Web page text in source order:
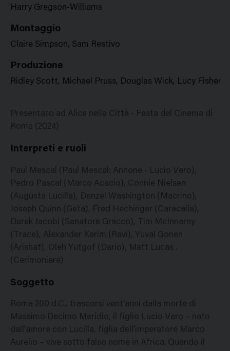
Harry Gregson-Williams
Montaggio
Claire Simpson, Sam Restivo
Produzione
Ridley Scott, Michael Pruss, Douglas Wick, Lucy
Presentato ad Alice nella Città - Festa del Cinema di
Roma (2024)
Interpreti e ruoli
Paul Mescal (Paul Mescal: Annone - Lucio Vero),
Pedro Pascal (Marco Acacio), Connie Nielsen
(Augusta Lucilla), Denzel Washington (Macrino),
Joseph Quinn (Geta), Fred Hechinger (Caracalla),
Derek Jacobi (Senatore Gracco), Tim McInnerny
(Trace), Alexander Karim (Ravi), Yuval Gonen
(Arishat), Oleh Yutgof (Dario), Matt Lucas .
(Cerimoniere)
Soggetto
Roma 200 d.C., trascorsi vent’anni dalla morte di
Massimo Decimo Meridio, il figlio Lucio Vero – nato
dall’amore con Lucilla, figlia dell’imperatore Marco
Aurelio – vive sotto falso nome in Africa. Quando il